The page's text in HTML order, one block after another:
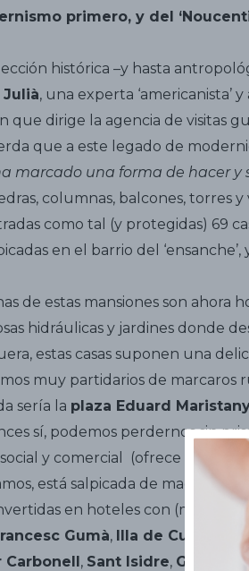
primero, y del
histórica –y hasta
Julià, una experta
que dirige la agencia de visitas
que a este legado de
marcado una forma de hacer y
columnas, balcones, torres
como tal (y protegidas) 69
en el barrio del
de estas mansiones son ahora
hidráulicas y jardines donde
estas casas suponen una
muy partidarios de
sería la plaza Eduard
sí, podemos perdernos sin
y comercial (ofrece
está salpicada de magníficas
en hoteles con (mucho)
Gumà, Illa de Cuba
Carbonell, Sant Isidre, Gaudenci